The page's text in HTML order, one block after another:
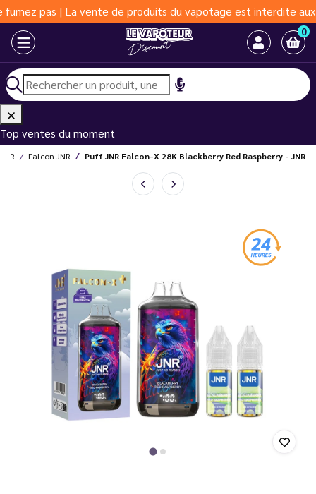
| La vente de produits du vapotage est interdite aux moins
0
Top ventes du moment
Falcon JNR Puff JNR Falcon-X 28K Blackberry Red Raspberry - JNR